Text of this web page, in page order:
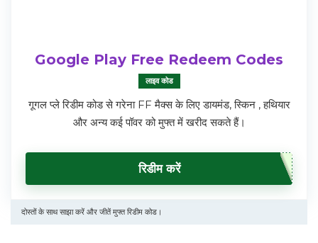
Google Play Free Redeem Codes
लाइव कोड
गूगल प्ले रिडीम कोड से गरेना FF मैक्स के लिए डायमंड, स्किन , हथियार
और अन्य कई पॉवर को मुफ्त में खरीद सकते हैं।
रिडीम करें
दोस्तों के साथ साझा करें और जीतें मुफ्त रिडीम कोड।